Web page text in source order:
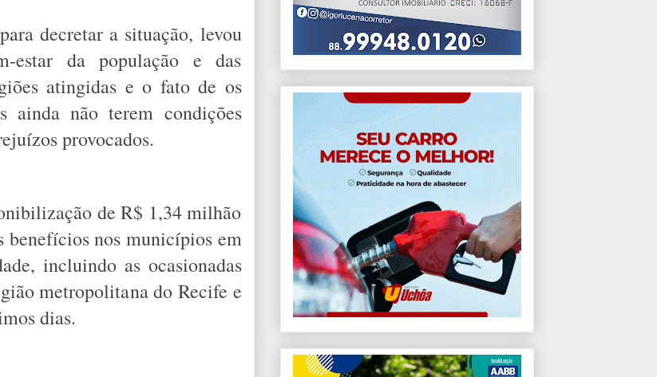
decretar a situação, levou
estar da população e das
atingidas e o fato de os
ainda não terem condições
provocados.
de R$ 1,34 milhão
benefícios nos municípios em
incluindo as ocasionadas
metropolitana do Recife e
dias.